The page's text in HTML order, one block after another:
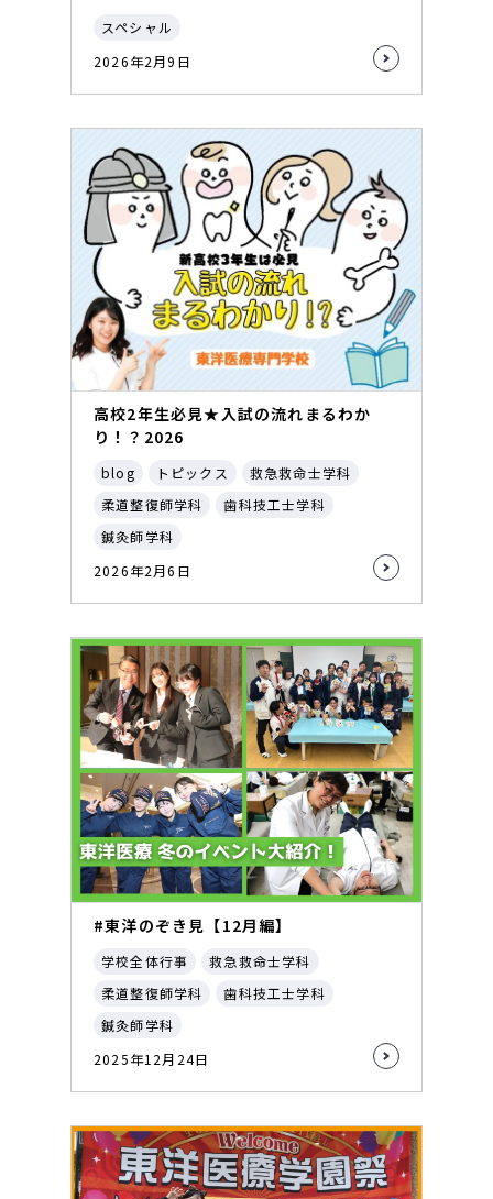
スペシャル
2026年2月9日
高校2年生必見★入試の流れまるわか
り！？2026
blog トピックス
救急救命士学科
柔道整復師学科
歯科技工士学科
鍼灸師学科
2026年2月6日
#東洋のぞき見【12月編】
学校全体行事
救急救命士学科
柔道整復師学科
歯科技工士学科
鍼灸師学科
2025年12月24日